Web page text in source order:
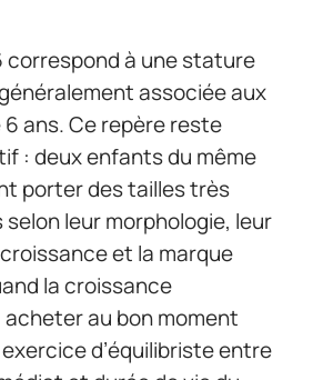
correspond à une stature
associée aux
ans. Ce repère reste
: deux enfants du même
porter des tailles très
leur morphologie, leur
et la marque
la croissance
acheter au bon moment
d’équilibriste entre